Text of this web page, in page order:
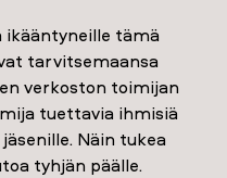
ikääntyneille tämä
tarvitsemaansa
verkoston toimijan
tuettavia ihmisiä
Näin tukea
tyhjän päälle.